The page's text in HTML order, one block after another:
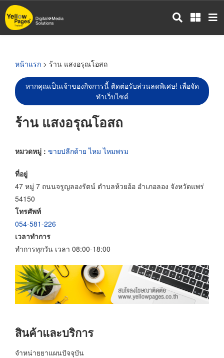
ข้าม
ไป
หน้าแรก > ร้าน แสงอรุณโอสถ
หากคุณเป็นเจ้าของกิจการนี้ ติดต่อรับส่วนลดพิเศษ! เพื่อจัด
ทำเว็บไซต์
ร้าน แสงอรุณโอสถ
หมวดหมู่ : ขายปลีกด้าย ไหม ไหมพรม
ที่อยู่
47 หมู่ 7 ถนนจรูญลองรัตน์ ตำบลห้วยอ้อ อำเภอลอง จังหวัดแพร่
54150
โทรศัพท์
054-581-226
เวลาทำการ
ทำการทุกวัน เวลา 08:00-18:00
สินค้าและบริการ
จำหน่ายยาแผนปัจจุบัน